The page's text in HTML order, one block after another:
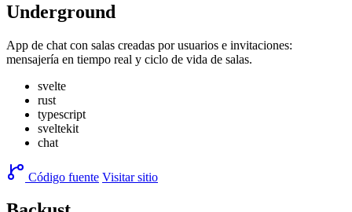
Underground
App de chat con salas creadas por usuarios e invitaciones:
mensajería en tiempo real y ciclo de vida de salas.
svelte
rust
typescript
sveltekit
chat
Código fuente Visitar sitio